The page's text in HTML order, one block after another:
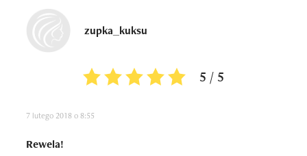
zupka_kuksu
5 / 5
7 lutego 2018 o 8:55
Rewela!